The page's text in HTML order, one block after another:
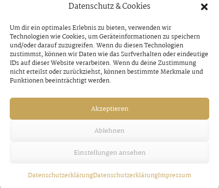
Datenschutz & Cookies
Um dir ein optimales Erlebnis zu bieten, verwenden wir
Technologien wie Cookies, um Geräteinformationen zu speichern
und/oder darauf zuzugreifen. Wenn du diesen Technologien
zustimmst, können wir Daten wie das Surfverhalten oder eindeutige
IDs auf dieser Website verarbeiten. Wenn du deine Zustimmung
nicht erteilst oder zurückziehst, können bestimmte Merkmale und
Funktionen beeinträchtigt werden.
Akzeptieren
Ablehnen
Einstellungen ansehen
DatenschutzerklärungDatenschutzerklärungImpressum
Starke Frauen machen Karriere bei
SPAR